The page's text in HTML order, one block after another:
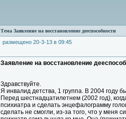
Тема Заявление на восстановление дееспособности
размещено 20-3-13 в 09:45
Заявление на восстановление
Здравствуйте.
Я инвалид детства, 1 группа. В 2004 году
Перед шестнадцатилетнем (2002 год),
психиатра и сделать энцефалограмму
сделать не смогли, из-за того, что у меня